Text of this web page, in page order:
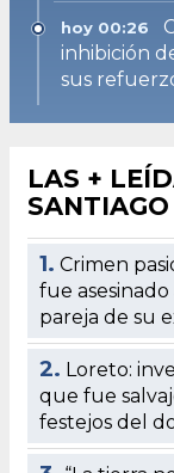
hoy 00:26
inhibición
sus
LAS +
1. Crimen
fue
pareja de su
2. Loreto:
que fue
festejos del